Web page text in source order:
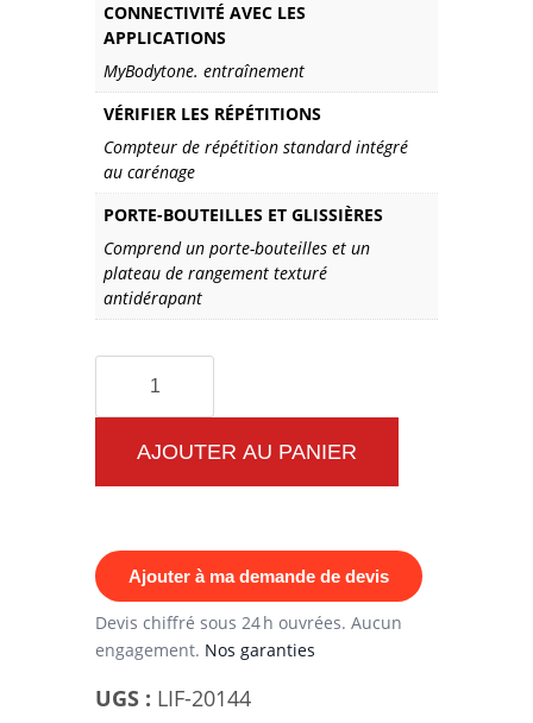
CONNECTIVITÉ AVEC LES
APPLICATIONS
MyBodytone. entraînement
VÉRIFIER LES RÉPÉTITIONS
Compteur de répétition standard intégré
au carénage
PORTE-BOUTEILLES ET GLISSIÈRES
Comprend un porte-bouteilles et un
plateau de rangement texturé
antidérapant
quantité
de
Comment
le
Bodytone
High
Pulley
Pull-
Ups
AJOUTER AU PANIER
Ajouter à ma demande de devis
Devis chiffré sous 24 h ouvrées. Aucun
engagement. Nos garanties
UGS : LIF-20144